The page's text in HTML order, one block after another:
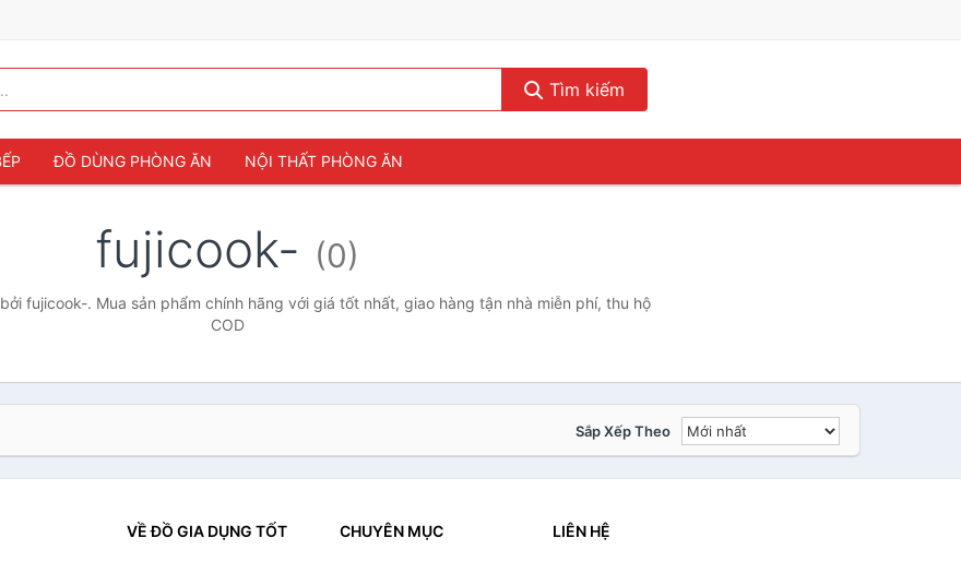
Tìm kiếm
ĐỒ DÙNG PHÒNG ĂN NỘI THẤT PHÒNG ĂN
fujicook- (0)
fujicook-. Mua sản phẩm chính hãng với giá tốt nhất, giao hàng tận nhà miễn phí, thu hộ
COD
Sắp Xếp Theo
VỀ ĐỒ GIA DỤNG TỐT CHUYÊN MỤC LIÊN HỆ